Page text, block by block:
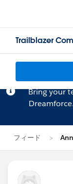
Trailblazer
Bring your
Dreamforce.
フィード